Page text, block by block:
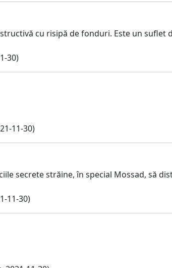
cu risipă de fonduri. Este un suflet
30)
11-30)
secrete străine, în special Mossad, să
11-30)